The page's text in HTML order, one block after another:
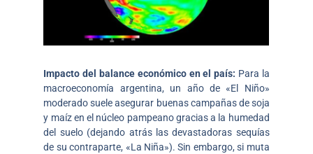
Impacto del balance económico en el país: Para la
macroeconomía argentina, un año de «El Niño»
moderado suele asegurar buenas campañas de soja
y maíz en el núcleo pampeano gracias a la humedad
del suelo (dejando atrás las devastadoras sequías
de su contraparte, «La Niña»). Sin embargo, si muta